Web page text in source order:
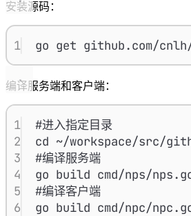
安装源码：
1 go get github.com/
编译服务端和客户端：
1
#进入指定目录
2
cd ~/workspace/src/
3
#编译服务端
4
go build cmd/nps/
5
#编译客户端
6
go build cmd/npc/